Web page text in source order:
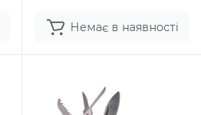
Немає в наявності